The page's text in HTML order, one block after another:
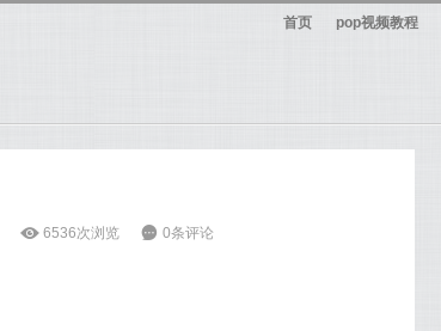
首页 pop视频教程
ė 6536次浏览 6 0条评论